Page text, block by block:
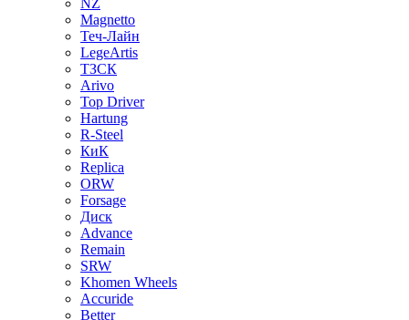
NZ
Magnetto
Теч-Лайн
LegeArtis
ТЗСК
Arivo
Top Driver
Hartung
R-Steel
КиК
Replica
ORW
Forsage
Диск
Advance
Remain
SRW
Khomen Wheels
Accuride
Better